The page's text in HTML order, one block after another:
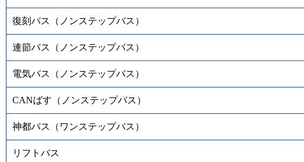
復刻バス（ノンステップバス）
連節バス（ノンステップバス）
電気バス（ノンステップバス）
CANばす（ノンステップバス）
神都バス（ワンステップバス）
リフトバス